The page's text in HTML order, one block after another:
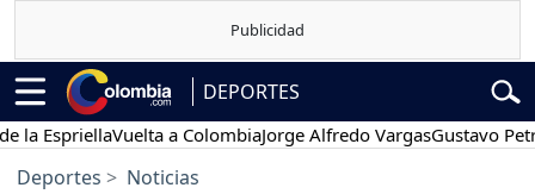
DEPORTES
Vuelta a ColombiaJorge Alfredo VargasGustavo Petro
Deportes Noticias